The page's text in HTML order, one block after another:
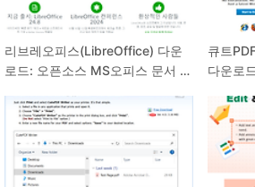
리브레오피스(LibreOffice) 다운
로드: 오픈소스 MS오피스 문서 호
큐트
다운로